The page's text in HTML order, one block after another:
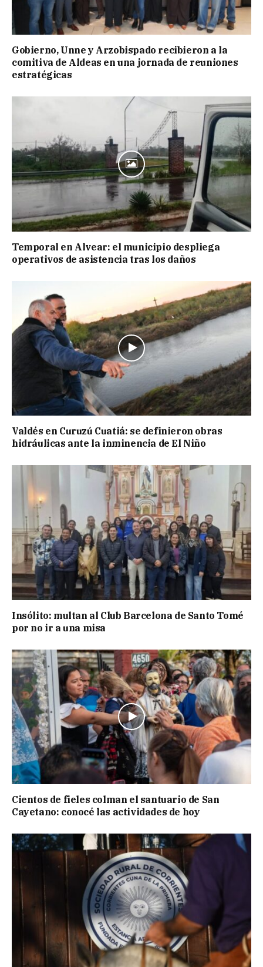
Gobierno, Unne y Arzobispado recibieron a la
comitiva de Aldeas en una jornada de reuniones
estratégicas
Temporal en Alvear: el municipio despliega
operativos de asistencia tras los daños
Valdés en Curuzú Cuatiá: se definieron obras
hidráulicas ante la inminencia de El Niño
Insólito: multan al Club Barcelona de Santo Tomé
por no ir a una misa
Cientos de fieles colman el santuario de San
Cayetano: conocé las actividades de hoy